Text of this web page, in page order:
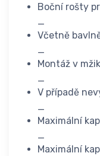
Boční rošty
_
Včetně
_
Montáž v
_
V případě
_
Maximální
_
Maximální